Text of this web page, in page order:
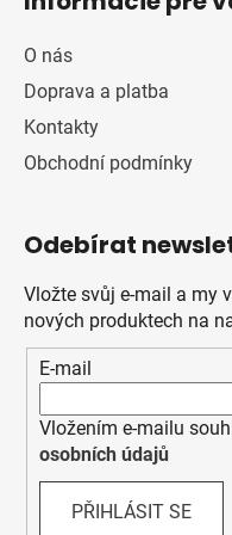
O nás
Doprava a platba
Kontakty
Obchodní podmínky
Odebírat
Vložte svůj e-mail a my
nových produktech na
E-mail
Vložením e-mailu
osobních údajů
PŘIHLÁSIT SE